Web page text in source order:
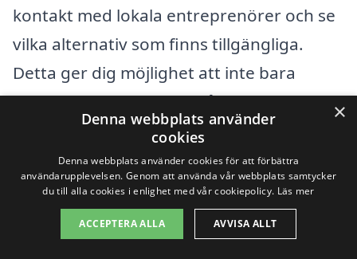
kontakt med lokala entreprenörer och se
vilka alternativ som finns tillgängliga.
Detta ger dig möjlighet att inte bara
jämföra priser, utan också läsa
recensioner och få en känsla för vilken typ
av service du kan förvänta dig.
Sammanfattningsvis finns det en rad
faktorer som påverkar priset på
×
Denna webbplats använder
cookies
Denna webbplats använder cookies för att förbättra
användarupplevelsen. Genom att använda vår webbplats samtycker
du till alla cookies i enlighet med vår cookiepolicy. Läs mer
ACCEPTERA ALLA AVVISA ALLT